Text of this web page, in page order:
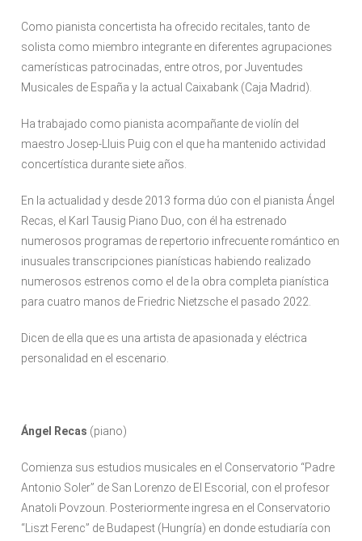
Como pianista concertista ha ofrecido recitales, tanto de
solista como miembro integrante en diferentes agrupaciones
camerísticas patrocinadas, entre otros, por Juventudes
Musicales de España y la actual Caixabank (Caja Madrid).
Ha trabajado como pianista acompañante de violín del
maestro Josep-Lluis Puig con el que ha mantenido actividad
concertística durante siete años.
En la actualidad y desde 2013 forma dúo con el pianista Ángel
Recas, el Karl Tausig Piano Duo, con él ha estrenado
numerosos programas de repertorio infrecuente romántico en
inusuales transcripciones pianísticas habiendo realizado
numerosos estrenos como el de la obra completa pianística
para cuatro manos de Friedric Nietzsche el pasado 2022.
Dicen de ella que es una artista de apasionada y eléctrica
personalidad en el escenario.
Ángel Recas (piano)
Comienza sus estudios musicales en el Conservatorio “Padre
Antonio Soler” de San Lorenzo de El Escorial, con el profesor
Anatoli Povzoun. Posteriormente ingresa en el Conservatorio
“Liszt Ferenc” de Budapest (Hungría) en donde estudiaría con